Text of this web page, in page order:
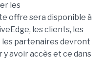
les
offre sera disponible à
les clients, les
les partenaires devront
avoir accès et ce dans